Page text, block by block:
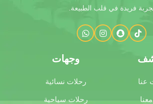
فريدة في قلب الطبيعة.
عنا
وجهات
رحلات نسائية
رحلات سياحية